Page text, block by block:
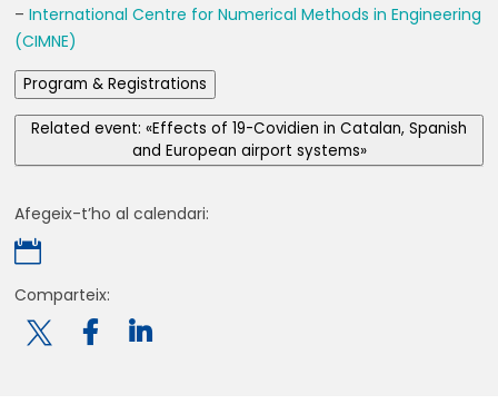
–International Centre for Numerical Methods in Engineering
(CIMNE)
Program & Registrations
Related event: «Effects of 19-Covidien in Catalan, Spanish
and European airport systems»
Afegeix-t’ho al calendari:

Comparteix:
